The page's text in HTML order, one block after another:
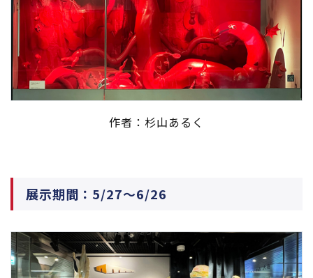
作者：杉山あるく
展示期間：5/27～6/26